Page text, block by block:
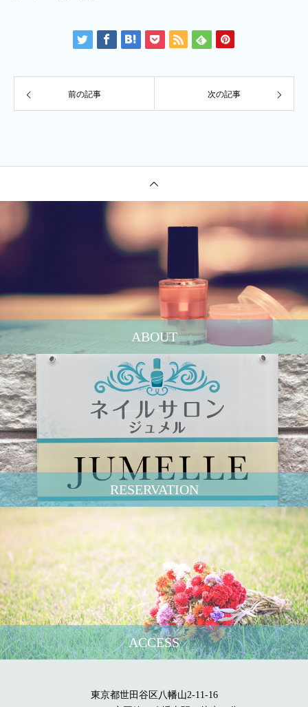
前の記事 次の記事
ABOUT
RESERVATION
ACCESS
東京都世田谷区八幡山2-11-16